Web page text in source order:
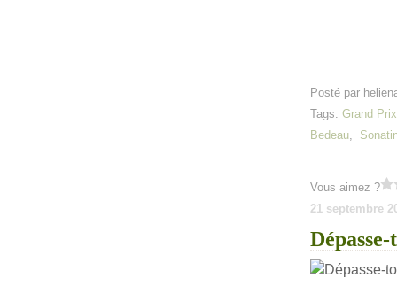
Posté par
Tags: Grand
Bedeau,
Vous aimez ?
21 septembre